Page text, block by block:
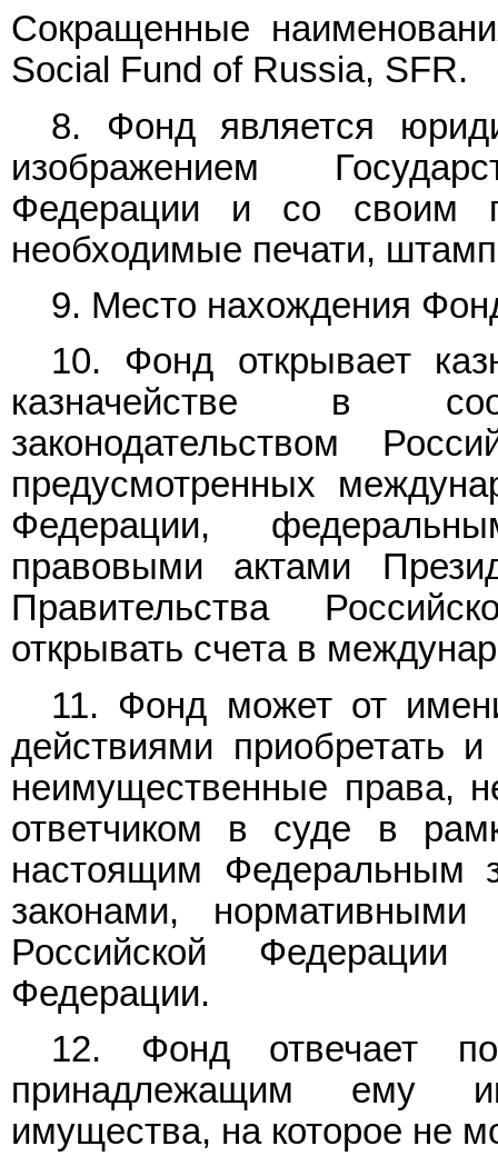
Сокращенные
Social Fund of Russia, SFR.
8. Фонд является
изображением
Федерации и со своим
необходимые печати,
9. Место нахождения
10. Фонд открывает
казначействе в
законодательством
предусмотренных
Федерации,
правовыми актами
Правительства
открывать счета в
11. Фонд может от
действиями приобретать
неимущественные права,
ответчиком в суде в
настоящим Федеральным
законами,
Российской Федерации
Федерации.
12. Фонд отвечает
принадлежащим ему
имущества, на которое не